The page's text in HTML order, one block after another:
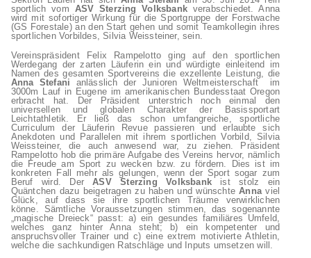
sportlich vom ASV Sterzing Volksbank verabschiedet. Anna
wird mit sofortiger Wirkung für die Sportgruppe der Forstwache
(GS Forestale) an den Start gehen und somit Teamkollegin ihres
sportlichen Vorbildes, Silvia Weissteiner, sein.
Vereinspräsident Felix Rampelotto ging auf den sportlichen
Werdegang der zarten Läuferin ein und würdigte einleitend im
Namen des gesamten Sportvereins die exzellente Leistung, die
Anna Stefani anlässlich der Junioren Weltmeisterschaft im
3000m Lauf in Eugene im amerikanischen Bundesstaat Oregon
erbracht hat. Der Präsident unterstrich noch einmal den
universellen und globalen Charakter der Basissportart
Leichtathletik. Er ließ das schon umfangreiche, sportliche
Curriculum der Läuferin Revue passieren und erlaubte sich
Anekdoten und Parallelen mit ihrem sportlichen Vorbild, Silvia
Weissteiner, die auch anwesend war, zu ziehen. Präsident
Rampelotto hob die primäre Aufgabe des Vereins hervor, nämlich
die Freude am Sport zu wecken bzw. zu fördern. Dies ist im
konkreten Fall mehr als gelungen, wenn der Sport sogar zum
Beruf wird. DerASV Sterzing Volksbankist stolz ein
Quäntchen dazu beigetragen zu haben und wünschteAnna viel
Glück, auf dass sie ihre sportlichen Träume verwirklichen
könne. Sämtliche Voraussetzungen stimmen, das sogenannte
„magische Dreieck“ passt: a) ein gesundes familiäres Umfeld,
welches ganz hinter Anna steht; b) ein kompetenter und
anspruchsvoller Trainer und c) eine extrem motivierte Athletin,
welche die sachkundigen Ratschläge und Inputs umsetzen will.